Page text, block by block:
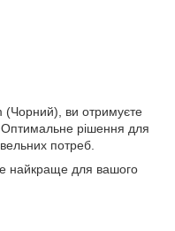
ви отримуєте
Оптимальне рішення для
потреб.
найкраще для вашого